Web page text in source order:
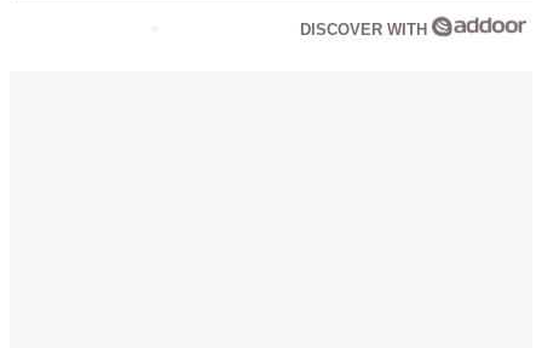
DISCOVER WITH